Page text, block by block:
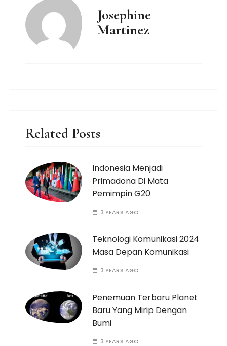
Josephine
Martinez
Related Posts
Indonesia Menjadi
Primadona Di Mata
Pemimpin G20
3 YEARS AGO
Teknologi Komunikasi 2024
Masa Depan Komunikasi
3 YEARS AGO
Penemuan Terbaru Planet
Baru Yang Mirip Dengan
Bumi
3 YEARS AGO